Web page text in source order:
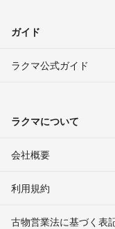
ガイド
ラクマ公式ガイド
ラクマについて
会社概要
利用規約
古物営業法に基づく表